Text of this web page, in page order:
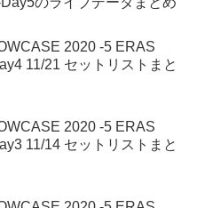
2020 -5 ERAS
11/21 セットリストまと
2020 -5 ERAS
11/14 セットリストまと